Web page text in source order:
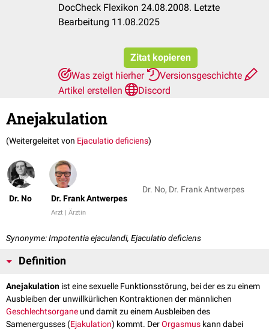
DocCheck Flexikon 24.08.2008. Letzte
Bearbeitung 11.08.2025
Zitat kopieren
Was zeigt hierher
Versionsgeschichte
Artikel erstellen
Discord
Anejakulation
(Weitergeleitet von Ejaculatio deficiens)
Dr. No Dr. Frank Antwerpes
Arzt | Ärztin
Dr. No, Dr. Frank Antwerpes
Synonyme: Impotentia ejaculandi, Ejaculatio deficiens
Definition
Anejakulation ist eine sexuelle Funktionsstörung, bei der es zu einem
Ausbleiben der unwillkürlichen Kontraktionen der männlichen
Geschlechtsorgane und damit zu einem Ausbleiben des
Samenergusses (Ejakulation) kommt. DerOrgasmus kann dabei